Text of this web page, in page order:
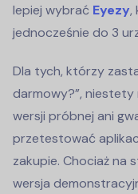
lepiej wybrać Eyezy,
jednocześnie do 3
Dla tych, którzy
darmowy?”,
wersji próbnej ani
przetestować
zakupie. Chociaż
wersja